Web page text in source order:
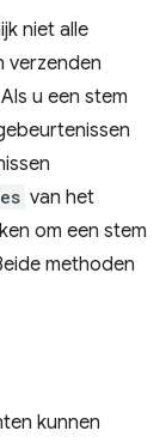
niet alle
verzenden
u een stem
van het
om een ​​stem
methoden
kunnen